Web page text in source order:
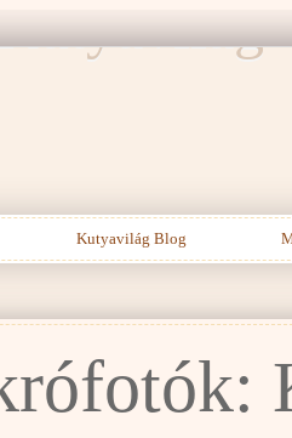
Kutyavilág Blog